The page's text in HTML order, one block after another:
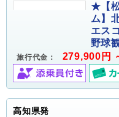
★【
ム】
エス
野球
旅行代金： 279,900円
高知県発